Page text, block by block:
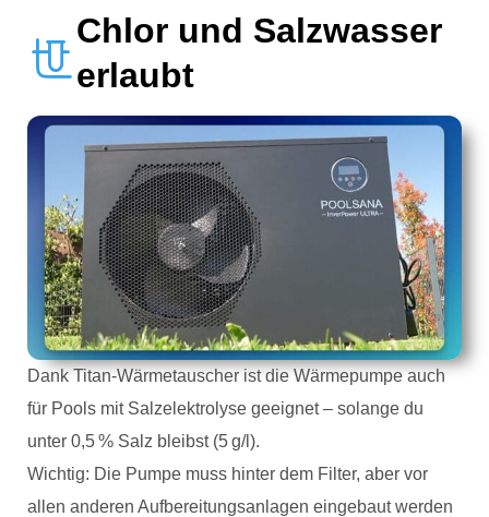
Chlor und Salzwasser
erlaubt
Dank Titan-Wärmetauscher ist die Wärmepumpe auch
für Pools mit Salzelektrolyse geeignet – solange du
unter 0,5 % Salz bleibst (5 g/l).
Wichtig: Die Pumpe muss hinter dem Filter, aber vor
allen anderen Aufbereitungsanlagen eingebaut werden